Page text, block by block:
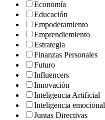
Economía
Educación
Empoderamiento
Emprendiemiento
Estrategia
Finanzas Personales
Futuro
Influencers
Innovación
Inteligencia Artificial
Inteligencia emocional
Juntas Directivas